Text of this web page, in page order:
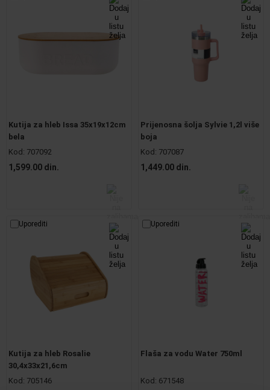
Kutija za hleb Issa 35x19x12cm
bela
Kod: 707092
1,599.00 din.
Prijenosna šolja Sylvie 1,2l više
boja
Kod: 707087
1,449.00 din.
Uporediti
Kutija za hleb Rosalie
30,4x33x21,6cm
Kod: 705146
Uporediti
Flaša za vodu Water 750ml
Kod: 671548